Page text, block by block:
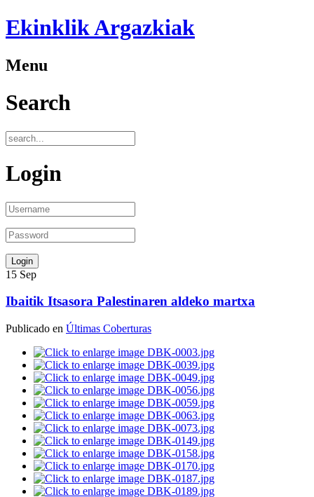
Ekinklik Argazkiak
Menu
Search
Login
15 Sep
Ibaitik Itsasora Palestinaren aldeko martxa
Publicado en Últimas Coberturas